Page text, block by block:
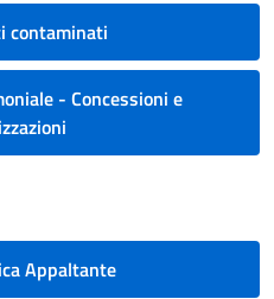
contaminati
- Concessioni e
Appaltante